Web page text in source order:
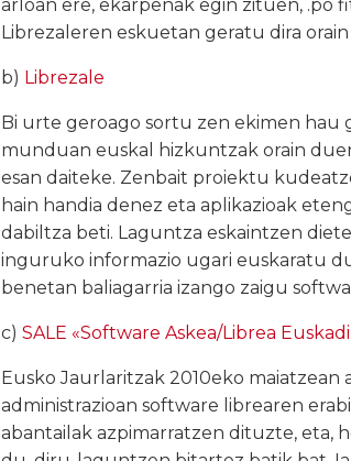
arloan ere, ekarpenak egin zituen, .po
Librezaleren eskuetan geratu dira
b) Librezale
Bi urte geroago sortu zen ekimen
munduan euskal hizkuntzak orain
esan daiteke. Zenbait proiektu
hain handia denez eta aplikazioak
dabiltza beti. Laguntza eskaintzen
inguruko informazio ugari euskaratu
benetan baliagarria izango zaigu
c) SALE «Software Askea/Librea
Eusko Jaurlaritzak 2010eko
administrazioan software librearen
abantailak azpimarratzen dituzte, eta,